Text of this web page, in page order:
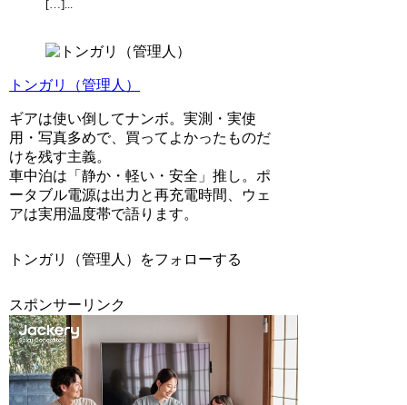
[…]...
トンガリ（管理人）
ギアは使い倒してナンボ。実測・実使
用・写真多めで、買ってよかったものだ
けを残す主義。
車中泊は「静か・軽い・安全」推し。ポ
ータブル電源は出力と再充電時間、ウェ
アは実用温度帯で語ります。
トンガリ（管理人）をフォローする
スポンサーリンク